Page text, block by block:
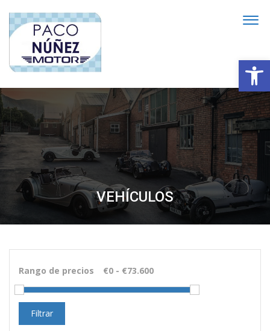
VEHÍCULOS
Rango de precios
Filtrar